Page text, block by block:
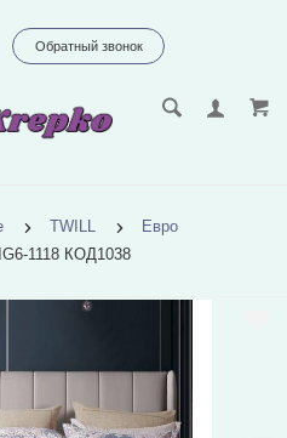
Обратный звонок
TWILL
Евро
1118 КОД1038